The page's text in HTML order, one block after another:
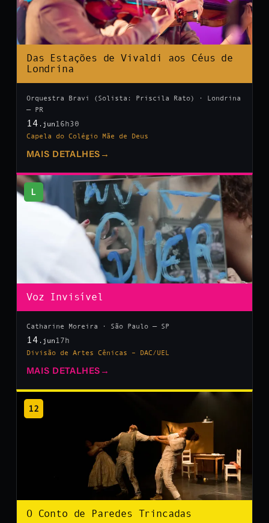
Das Estações de Vivaldi aos Céus de
Londrina
Orquestra Bravi (Solista: Priscila Rato) · Londrina
— PR
14 .jun 16h30
Capela do Colégio Mãe de Deus
MAIS DETALHES →
L
Voz Invisível
Catharine Moreira · São Paulo — SP
14 .jun 17h
Divisão de Artes Cênicas – DAC/UEL
MAIS DETALHES →
12
O Conto de Paredes Trincadas